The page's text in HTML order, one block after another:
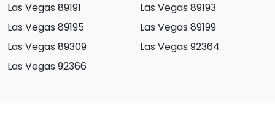
Las Vegas 89191
Las Vegas 89193
Las Vegas 89195
Las Vegas 89199
Las Vegas 89309
Las Vegas 92364
Las Vegas 92366